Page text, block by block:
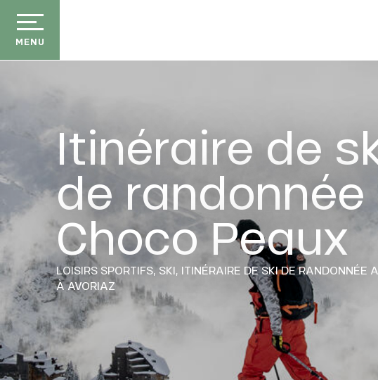
contenu
principal
MENU
Itinéraire de
de randonnée
Choco Peaux
LOISIRS SPORTIFS,SKI, ITINÉRAIRE DE SKI DE RANDONNÉE
À AVORIAZ